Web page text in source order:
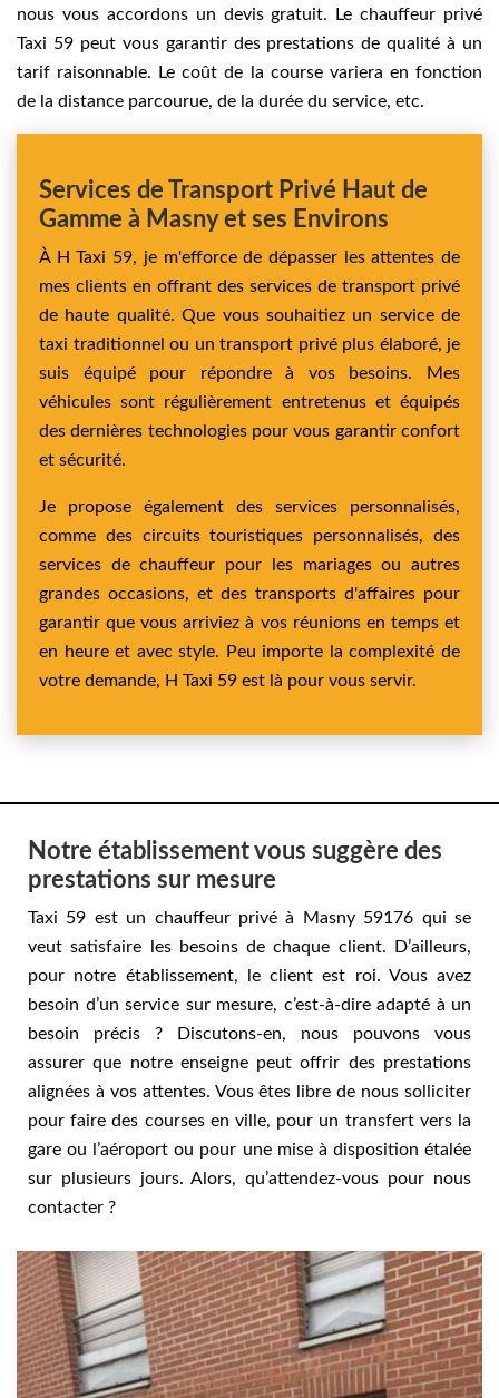
nous vous accordons un devis gratuit. Le chauffeur privé
Taxi 59 peut vous garantir des prestations de qualité à un
tarif raisonnable. Le coût de la course variera en fonction
de la distance parcourue, de la durée du service, etc.
Services de Transport Privé Haut de
Gamme à Masny et ses Environs
À H Taxi 59, je m'efforce de dépasser les attentes de
mes clients en offrant des services de transport privé
de haute qualité. Que vous souhaitiez un service de
taxi traditionnel ou un transport privé plus élaboré, je
suis équipé pour répondre à vos besoins. Mes
véhicules sont régulièrement entretenus et équipés
des dernières technologies pour vous garantir confort
et sécurité.
Je propose également des services personnalisés,
comme des circuits touristiques personnalisés, des
services de chauffeur pour les mariages ou autres
grandes occasions, et des transports d'affaires pour
garantir que vous arriviez à vos réunions en temps et
en heure et avec style. Peu importe la complexité de
votre demande, H Taxi 59 est là pour vous servir.
Notre établissement vous suggère des
prestations sur mesure
Taxi 59 est un chauffeur privé à Masny 59176 qui se
veut satisfaire les besoins de chaque client. D’ailleurs,
pour notre établissement, le client est roi. Vous avez
besoin d’un service sur mesure, c’est-à-dire adapté à un
besoin précis ? Discutons-en, nous pouvons vous
assurer que notre enseigne peut offrir des prestations
alignées à vos attentes. Vous êtes libre de nous solliciter
pour faire des courses en ville, pour un transfert vers la
gare ou l’aéroport ou pour une mise à disposition étalée
sur plusieurs jours. Alors, qu’attendez-vous pour nous
contacter ?